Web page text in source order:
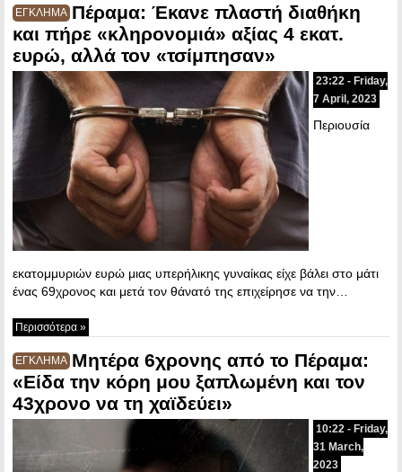
ΕΓΚΛΗΜΑ Πέραμα: Έκανε πλαστή διαθήκη
και πήρε «κληρονομιά» αξίας 4 εκατ.
ευρώ, αλλά τον «τσίμπησαν»
23:22 - Friday,
7 April, 2023
Περιουσία
εκατομμυριών ευρώ μιας υπερήλικης γυναίκας είχε βάλει στο μάτι
ένας 69χρονος και μετά τον θάνατό της επιχείρησε να την…
Περισσότερα »
ΕΓΚΛΗΜΑ Μητέρα 6χρονης από το Πέραμα:
«Είδα την κόρη μου ξαπλωμένη και τον
43χρονο να τη χαϊδεύει»
10:22 - Friday,
31 March,
2023